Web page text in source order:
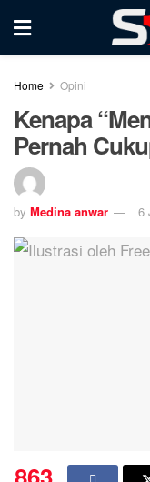
Home Opini
Kenapa
Pernah
by Medina anwar 6